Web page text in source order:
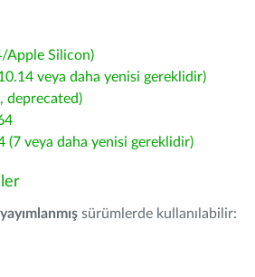
Apple Silicon)
veya daha yenisi gereklidir)
deprecated)
(7 veya daha yenisi gereklidir)
yayımlanmış sürümlerde kullanılabilir: